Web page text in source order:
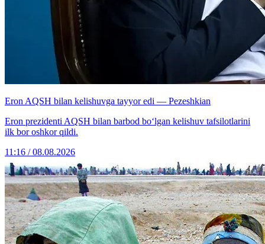
Eron AQSH bilan kelishuvga tayyor edi — Pezeshkian
Eron prezidenti AQSH bilan barbod bo‘lgan kelishuv tafsilotlarini
ilk bor oshkor qildi.
11:16 / 08.08.2026